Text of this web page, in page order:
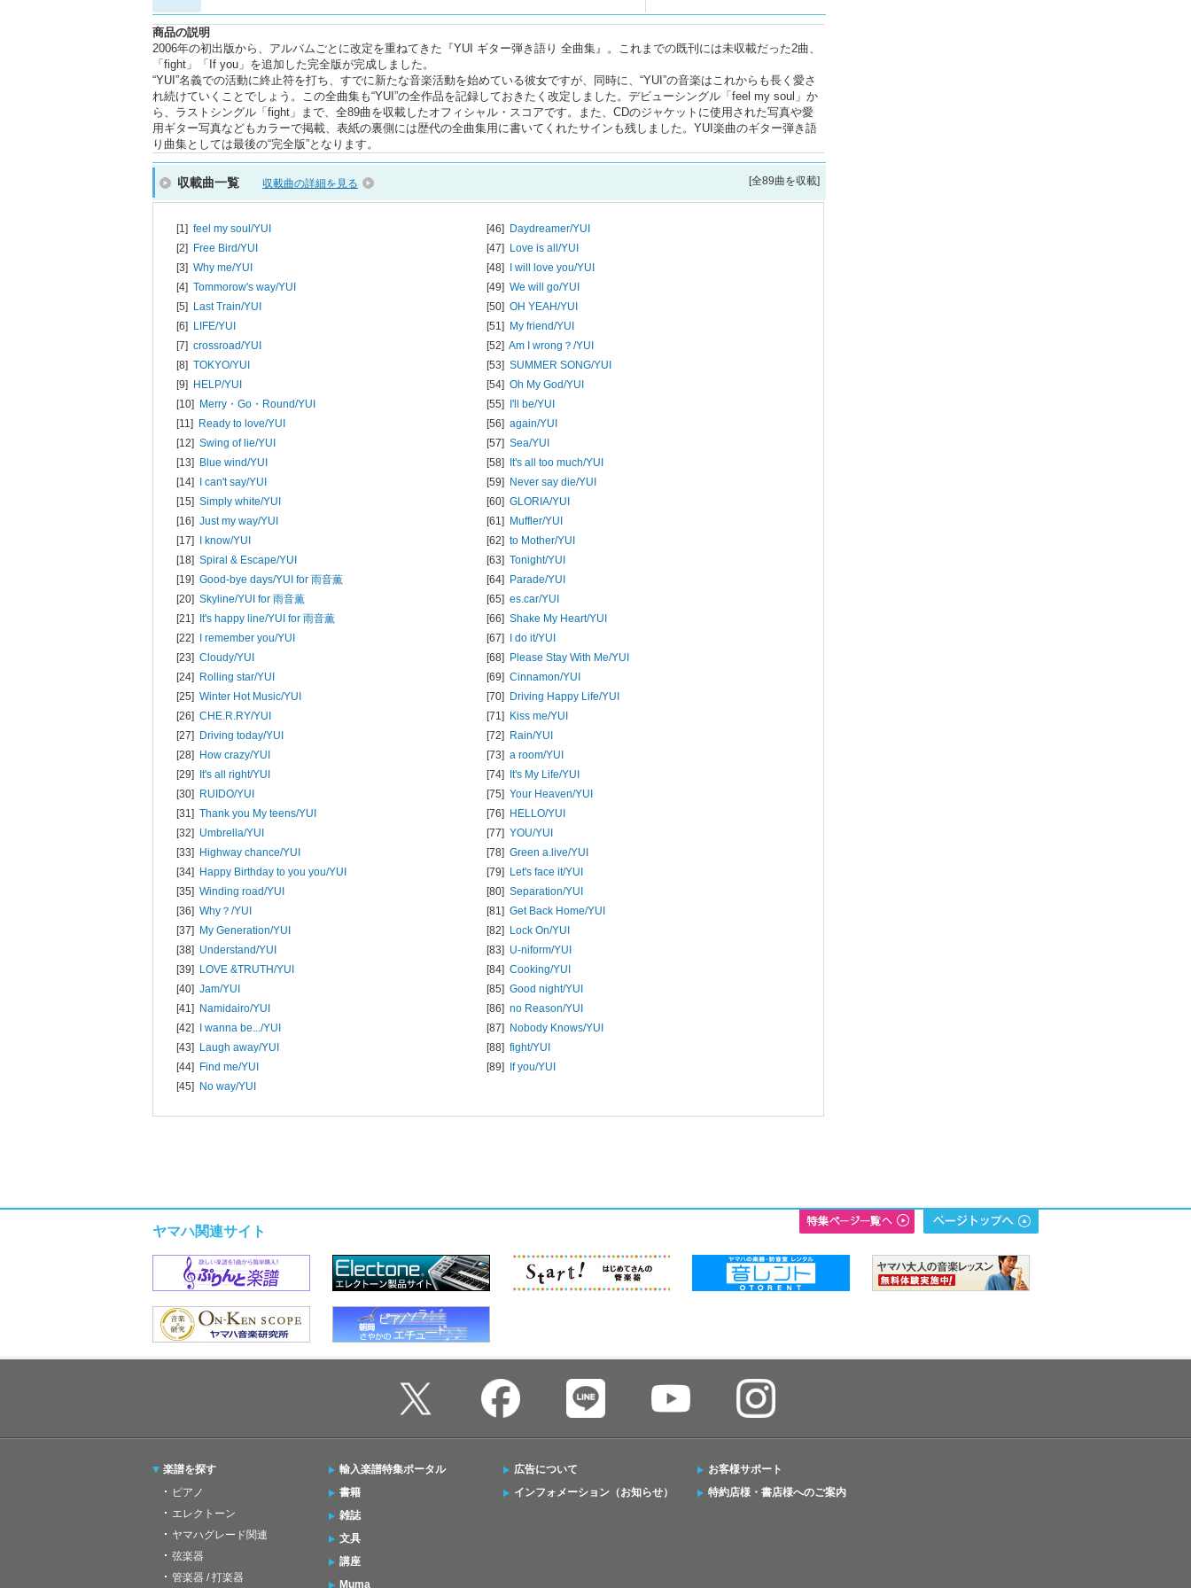
商品の説明
2006年の初出版から、アルバムごとに改定を重ねてきた『YUI ギター弾き語り 全曲集』。これまでの既刊には未収載だった2曲、
「fight」「If you」を追加した完全版が完成しました。
“YUI”名義での活動に終止符を打ち、すでに新たな音楽活動を始めている彼女ですが、同時に、“YUI”の音楽はこれからも長く愛さ
れ続けていくことでしょう。この全曲集も“YUI”の全作品を記録しておきたく改定しました。デビューシングル「feel my soul」か
ら、ラストシングル「fight」まで、全89曲を収載したオフィシャル・スコアです。また、CDのジャケットに使用された写真や愛
用ギター写真などもカラーで掲載、表紙の裏側には歴代の全曲集用に書いてくれたサインも残しました。YUI楽曲のギター弾き語
り曲集としては最後の“完全版”となります。
収載曲一覧 収載曲の詳細を見る [全89曲を収載]
[1] feel my soul/YUI
[2] Free Bird/YUI
[3] Why me/YUI
[4] Tommorow's way/YUI
[5] Last Train/YUI
[6] LIFE/YUI
[7] crossroad/YUI
[8] TOKYO/YUI
[9] HELP/YUI
[10] Merry・Go・Round/YUI
[11] Ready to love/YUI
[12] Swing of lie/YUI
[13] Blue wind/YUI
[14] I can't say/YUI
[15] Simply white/YUI
[16] Just my way/YUI
[17] I know/YUI
[18] Spiral & Escape/YUI
[19] Good-bye days/YUI for 雨音薫
[20] Skyline/YUI for 雨音薫
[21] It's happy line/YUI for 雨音薫
[22] I remember you/YUI
[23] Cloudy/YUI
[24] Rolling star/YUI
[25] Winter Hot Music/YUI
[26] CHE.R.RY/YUI
[27] Driving today/YUI
[28] How crazy/YUI
[29] It's all right/YUI
[30] RUIDO/YUI
[31] Thank you My teens/YUI
[32] Umbrella/YUI
[33] Highway chance/YUI
[34] Happy Birthday to you you/YUI
[35] Winding road/YUI
[36] Why？/YUI
[37] My Generation/YUI
[38] Understand/YUI
[39] LOVE &TRUTH/YUI
[40] Jam/YUI
[41] Namidairo/YUI
[42] I wanna be.../YUI
[43] Laugh away/YUI
[44] Find me/YUI
[45] No way/YUI
[46] Daydreamer/YUI
[47] Love is all/YUI
[48] I will love you/YUI
[49] We will go/YUI
[50] OH YEAH/YUI
[51] My friend/YUI
[52] Am I wrong？/YUI
[53] SUMMER SONG/YUI
[54] Oh My God/YUI
[55] I'll be/YUI
[56] again/YUI
[57] Sea/YUI
[58] It's all too much/YUI
[59] Never say die/YUI
[60] GLORIA/YUI
[61] Muffler/YUI
[62] to Mother/YUI
[63] Tonight/YUI
[64] Parade/YUI
[65] es.car/YUI
[66] Shake My Heart/YUI
[67] I do it/YUI
[68] Please Stay With Me/YUI
[69] Cinnamon/YUI
[70] Driving Happy Life/YUI
[71] Kiss me/YUI
[72] Rain/YUI
[73] a room/YUI
[74] It's My Life/YUI
[75] Your Heaven/YUI
[76] HELLO/YUI
[77] YOU/YUI
[78] Green a.live/YUI
[79] Let's face it/YUI
[80] Separation/YUI
[81] Get Back Home/YUI
[82] Lock On/YUI
[83] U-niform/YUI
[84] Cooking/YUI
[85] Good night/YUI
[86] no Reason/YUI
[87] Nobody Knows/YUI
[88] fight/YUI
[89] If you/YUI
ヤマハ関連サイト
楽譜を探す
ピアノ
エレクトーン
ヤマハグレード関連
弦楽器
管楽器 / 打楽器
輸入楽譜特集ポータル
書籍
雑誌
文具
講座
Muma
広告について
インフォメーション（お知らせ）
お客様サポート
特約店様・書店様へのご案内